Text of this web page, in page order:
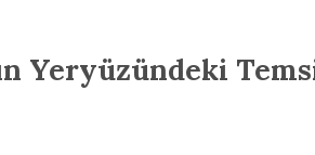
Yeryüzündeki